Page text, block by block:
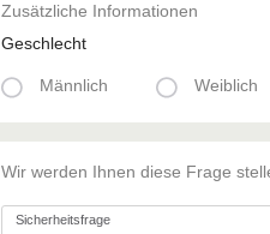
Zusätzliche Informationen
Geschlecht
Männlich Weiblich
Wir werden Ihnen diese Frage
Sicherheitsfrage